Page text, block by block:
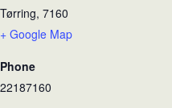
Tørring, 7160
+ Google Map
Phone
22187160